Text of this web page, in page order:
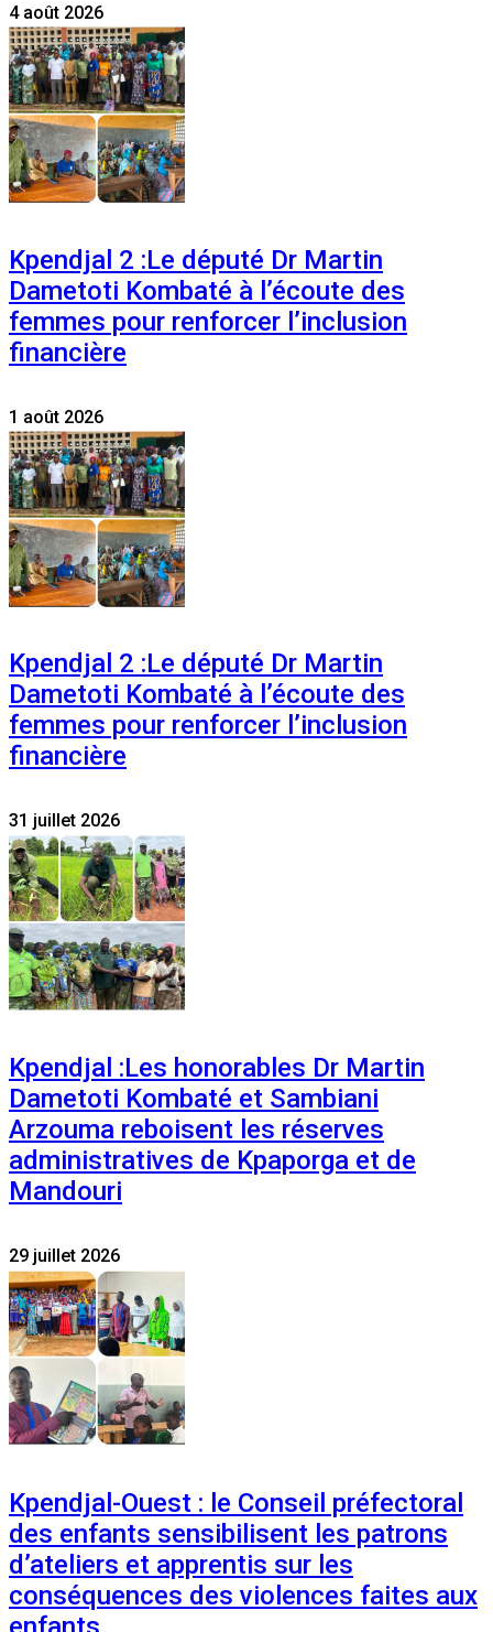
4 août 2026
Kpendjal 2 :Le député Dr Martin
Dametoti Kombaté à l’écoute des
femmes pour renforcer l’inclusion
financière
1 août 2026
Kpendjal 2 :Le député Dr Martin
Dametoti Kombaté à l’écoute des
femmes pour renforcer l’inclusion
financière
31 juillet 2026
Kpendjal :Les honorables Dr Martin
Dametoti Kombaté et Sambiani
Arzouma reboisent les réserves
administratives de Kpaporga et de
Mandouri
29 juillet 2026
Kpendjal-Ouest : le Conseil préfectoral
des enfants sensibilisent les patrons
d’ateliers et apprentis sur les
conséquences des violences faites aux